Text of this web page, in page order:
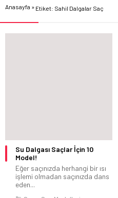
Anasayfa » Etiket: Sahil Dalgalar Saç
Su Dalgası Saçlar İçin 10
Model!
Eğer saçınızda herhangi bir ısı
işlemi olmadan saçınızda dans
eden...